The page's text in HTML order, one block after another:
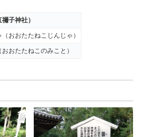
子神社）
おおたたねこじんじゃ）
おおたたねこのみこと）